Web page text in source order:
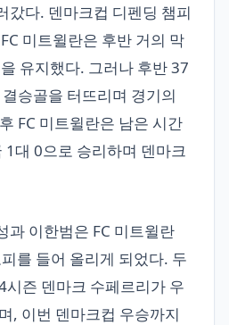
갔다. 덴마크컵 디펜딩 챔피
미트윌란은 후반 거의 막
유지했다. 그러나 후반 37
승골을 터뜨리며 경기의
FC 미트윌란은 남은 시간
1대 0으로 승리하며 덴마크
과 이한범은 FC 미트윌란
를 들어 올리게 되었다. 두
즌 덴마크 수페르리가 우
, 이번 덴마크컵 우승까지